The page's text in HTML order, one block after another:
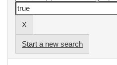
Start a new search